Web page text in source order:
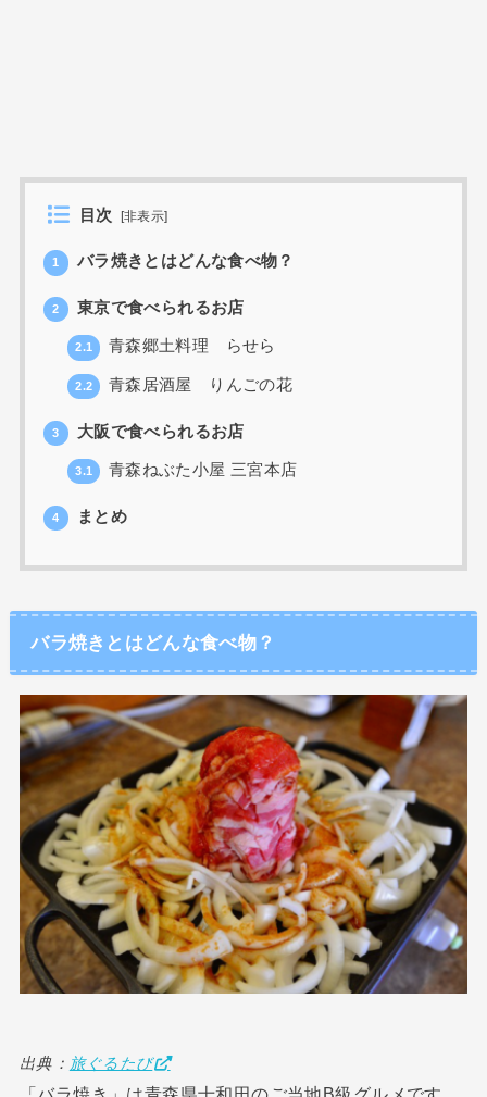
目次 [非表示]
1 バラ焼きとはどんな食べ物？
2 東京で食べられるお店
2.1 青森郷土料理 らせら
2.2 青森居酒屋 りんごの花
3 大阪で食べられるお店
3.1 青森ねぶた小屋 三宮本店
4 まとめ
バラ焼きとはどんな食べ物？
出典： 旅ぐるたび